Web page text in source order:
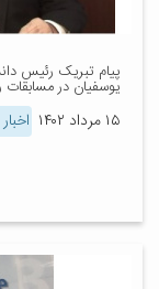
پیام تبریک رئیس
یوسفیان در مسابقات
۱۵ مرداد ۱۴۰۲